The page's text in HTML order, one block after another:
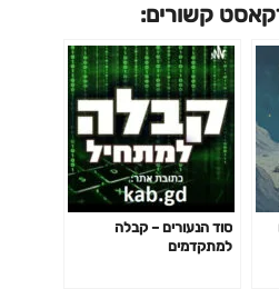
קשורים:
סוד הנעורים – קבלה
למתקדמים